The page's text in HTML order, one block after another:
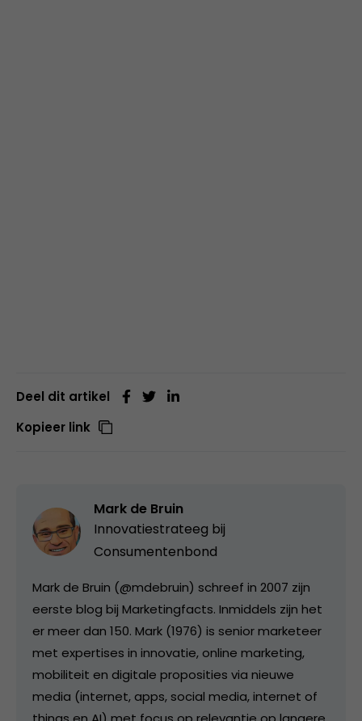
Deel dit artikel
Kopieer link
Mark de Bruin
Innovatiestrateeg bij
Consumentenbond
Mark de Bruin (@mdebruin) schreef in 2007 zijn
eerste blog bij Marketingfacts. Inmiddels zijn het
er meer dan 150. Mark (1976) is senior marketeer
met expertises in innovatie, online marketing,
mobiliteit en digitale proposities via nieuwe
media (internet, apps, social media, internet of